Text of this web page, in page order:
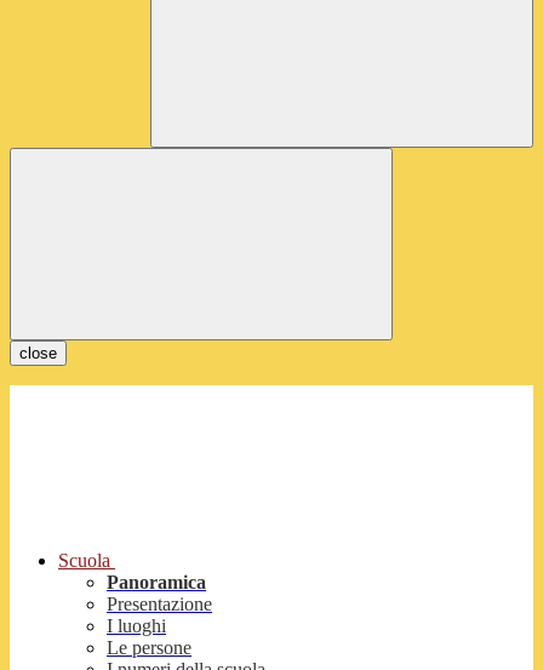
close
Scuola
Panoramica
Presentazione
I luoghi
Le persone